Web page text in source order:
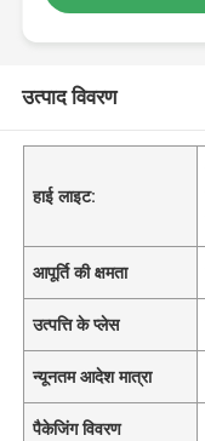
उत्पाद विवरण
हाई लाइट:
आपूर्ति की क्षमता
उत्पत्ति के प्लेस
न्यूनतम आदेश मात्रा
पैकेजिंग विवरण